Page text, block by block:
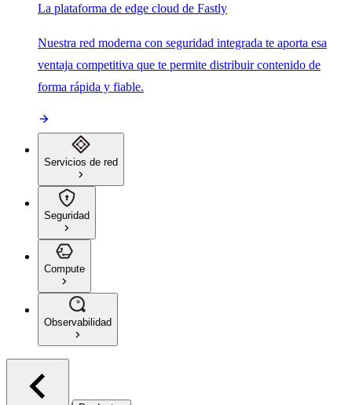
La plataforma de edge cloud de Fastly
Nuestra red moderna con seguridad integrada te aporta esa
ventaja competitiva que te permite distribuir contenido de
forma rápida y fiable.
Servicios de red
Seguridad
Compute
Observabilidad